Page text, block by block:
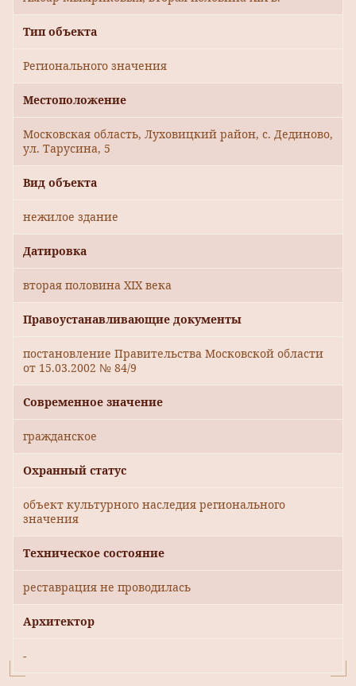
Тип объекта
Регионального значения
Местоположение
Московская область, Луховицкий район, с. Дединово,
ул. Тарусина, 5
Вид объекта
нежилое здание
Датировка
вторая половина XIX века
Правоустанавливающие документы
постановление Правительства Московской области
от 15.03.2002 № 84/9
Современное значение
гражданское
Охранный статус
объект культурного наследия регионального
значения
Техническое состояние
реставрация не проводилась
Архитектор
-